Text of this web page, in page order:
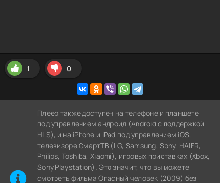
1 0
Плеер также доступен на телефоне и планшете
под управлением андроид (Android с поддержкой
HLS), и на iPhone и iPad под управлением iOS,
телевизоре СмартТВ (LG, Samsung, Sony, HAIER,
Philips, Toshiba, Xiaomi), игровых приставках (Xbox,
Sony Playstation). Это значит, что вы можете
cмотреть фильма Опасный человек (2009) без